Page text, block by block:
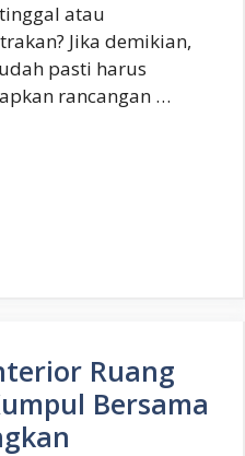
atau
Jika demikian,
pasti harus
rancangan …
Ruang
Bersama